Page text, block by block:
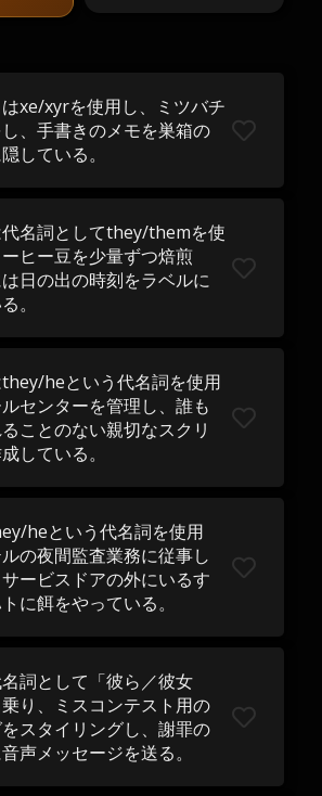
xe/xyrを使用し、ミツバチ
、手書きのメモを巣箱の
している。
名詞としてthey/themを使
ヒー豆を少量ずつ焙煎
日の出の時刻をラベルに
。
heという代名詞を使用
センターを管理し、誰も
ことのない親切なスクリ
している。
heという代名詞を使用
の夜間監査業務に従事し
ービスドアの外にいるす
に餌をやっている。
詞として「彼ら／彼女
り、ミスコンテスト用の
スタイリングし、謝罪の
声メッセージを送る。